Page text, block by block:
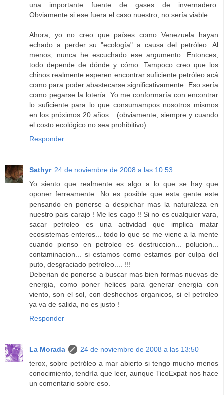
una importante fuente de gases de invernadero.
Obviamente si ese fuera el caso nuestro, no sería viable.
Ahora, yo no creo que países como Venezuela hayan
echado a perder su "ecología" a causa del petróleo. Al
menos, nunca he escuchado ese argumento. Entonces,
todo depende de dónde y cómo. Tampoco creo que los
chinos realmente esperen encontrar suficiente petróleo acá
como para poder abastecarse significativamente. Eso sería
como pegarse la lotería. Yo me conformaría con encontrar
lo suficiente para lo que consumampos nosotros mismos
en los próximos 20 años... (obviamente, siempre y cuando
el costo ecológico no sea prohibitivo).
Responder
Sathyr 24 de noviembre de 2008 a las 10:53
Yo siento que realmente es algo a lo que se hay que
oponer ferreamente. No es posible que esta gente este
pensando en ponerse a despichar mas la naturaleza en
nuestro pais carajo ! Me les cago !! Si no es cualquier vara,
sacar petroleo es una actividad que implica matar
ecosistemas enteros... todo lo que se me viene a la mente
cuando pienso en petroleo es destruccion... polucion...
contaminacion... si estamos como estamos por culpa del
puto, desgraciado petroleo.... !!!
Deberian de ponerse a buscar mas bien formas nuevas de
energia, como poner helices para generar energia con
viento, son el sol, con deshechos organicos, si el petroleo
ya va de salida, no es justo !
Responder
La Morada
24 de noviembre de 2008 a las 13:50
terox, sobre petróleo a mar abierto si tengo mucho menos
conocimiento, tendría que leer, aunque TicoExpat nos hace
un comentario sobre eso.